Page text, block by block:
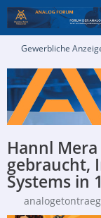
Gewerbliche
Hannl
gebraucht,
Systems in